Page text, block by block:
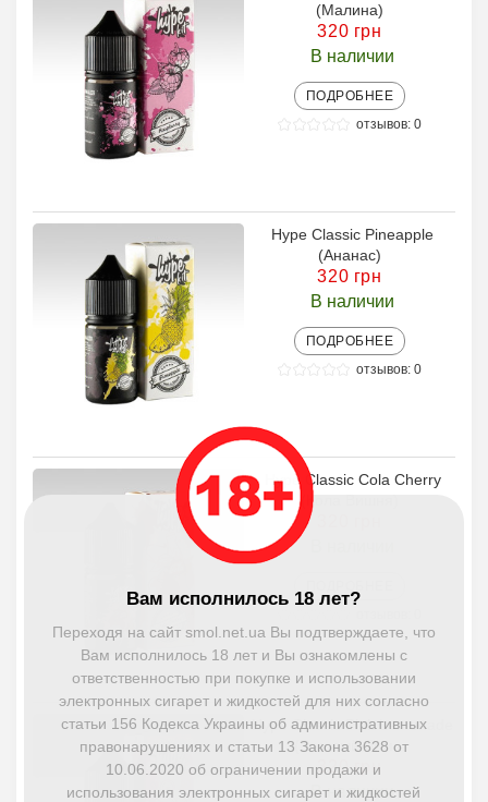
(Малина)
320 грн
В наличии
ПОДРОБНЕЕ
отзывов: 0
Hype Classic Pineapple
(Ананас)
320 грн
В наличии
ПОДРОБНЕЕ
отзывов: 0
Hype Classic Cola Cherry
(Кола Вишня)
Hype Classic Pink Lemonade
(Розовый Лим...
320 грн
В наличии
Вам исполнилось 18 лет?
Переходя на сайт smol.net.ua Вы подтверждаете, что
Вам исполнилось 18 лет и Вы ознакомлены с
ответственностью при покупке и использовании
электронных сигарет и жидкостей для них согласно
статьи 156 Кодекса Украины об административных
правонарушениях и статьи 13 Закона 3628 от
10.06.2020 об ограничении продажи и
использования электронных сигарет и жидкостей